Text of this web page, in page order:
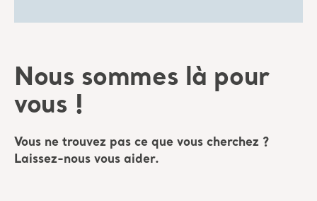
Nous sommes là pour
vous !
Vous ne trouvez pas ce que vous cherchez ?
Laissez-nous vous aider.